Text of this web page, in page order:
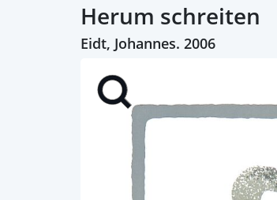
Herum schreiten
Eidt, Johannes. 2006